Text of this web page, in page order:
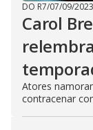
DO R7/07/09/2023
Carol
Atores
contracenar